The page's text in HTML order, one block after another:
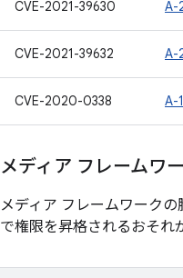
CVE-2021-39630 A-
CVE-2021-39632 A-
CVE-2020-0338 A-
メディア フレームワ
メディア フレームワーク
で権限を昇格されるおそれ